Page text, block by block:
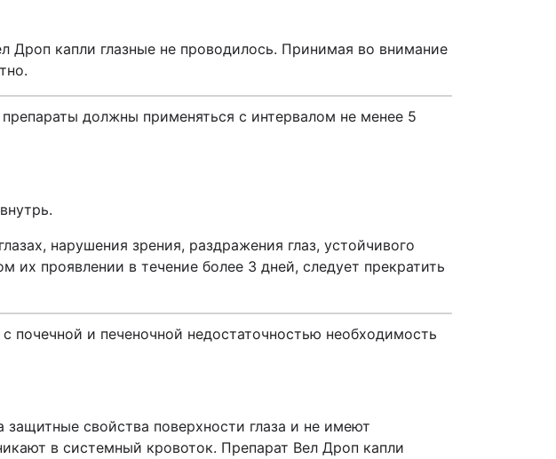
Дроп капли глазные не проводилось. Принимая во внимание
должны применяться с интервалом не менее 5
нарушения зрения, раздражения глаз, устойчивого
их проявлении в течение более 3 дней, следует прекратить
почечной и печеночной недостаточностью необходимость
свойства поверхности глаза и не имеют
в системный кровоток. Препарат Вел Дроп капли